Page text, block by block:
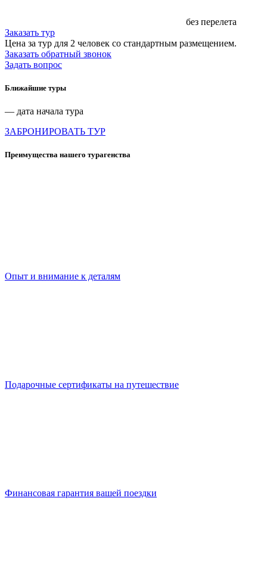
без перелета
Заказать тур
Цена за тур для 2 человек со стандартным размещением.
Заказать обратный звонок
Задать вопрос
Ближайшие туры
— дата начала тура
ЗАБРОНИРОВАТЬ ТУР
Преимущества нашего турагенства
Опыт и внимание к деталям
Подарочные сертификаты на путешествие
Финансовая гарантия вашей поездки